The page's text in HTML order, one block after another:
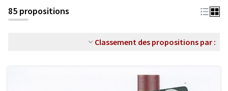
85 propositions
Classement des propositions par :